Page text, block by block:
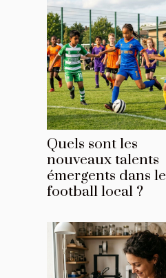
Quels sont les
nouveaux talents
émergents dans le
football local ?